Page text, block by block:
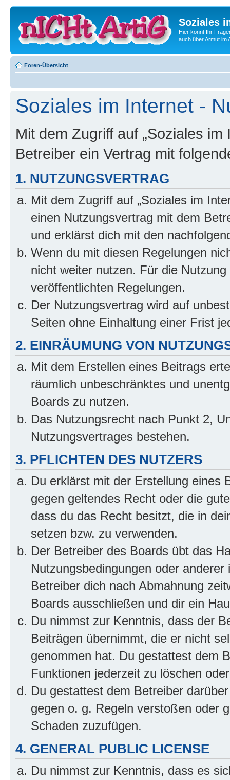
Soziales
Hier könnt Ihr
auch über Armut im
Foren-Übersicht
Soziales im Internet -
Mit dem Zugriff auf „Soziales
Betreiber ein Vertrag mit
1. NUTZUNGSVERTRAG
Mit dem Zugriff auf „Soziales im
einen Nutzungsvertrag mit dem
und erklärst dich mit den
Wenn du mit diesen Regelungen
nicht weiter nutzen. Für die
veröffentlichten Regelungen.
Der Nutzungsvertrag wird auf
Seiten ohne Einhaltung einer Frist
2. EINRÄUMUNG VON
Mit dem Erstellen eines Beitrags
räumlich unbeschränktes und
Boards zu nutzen.
Das Nutzungsrecht nach Punkt 2,
Nutzungsvertrages bestehen.
3. PFLICHTEN DES NUTZERS
Du erklärst mit der Erstellung eines
gegen geltendes Recht oder die
dass du das Recht besitzt, die in
setzen bzw. zu verwenden.
Der Betreiber des Boards übt das
Nutzungsbedingungen oder
Betreiber dich nach Abmahnung
Boards ausschließen und dir ein
Du nimmst zur Kenntnis, dass der
Beiträgen übernimmt, die er nicht
genommen hat. Du gestattest dem
Funktionen jederzeit zu löschen
Du gestattest dem Betreiber
gegen o. g. Regeln verstoßen oder
Schaden zuzufügen.
4. GENERAL PUBLIC LICENSE
Du nimmst zur Kenntnis, dass es